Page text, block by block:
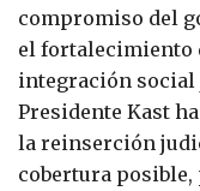
compromiso del
el fortalecimiento
integración social
Presidente Kast
la reinserción
cobertura